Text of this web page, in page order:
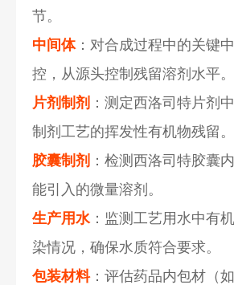
节。
中间体：对合成过程中的关键
控，从源头控制残留溶剂水平。
片剂制剂 ：测定西洛司特片剂
制剂工艺的挥发性有机物残留。
胶囊制剂 ：检测西洛司特胶囊
能引入的微量溶剂。
生产用水：监测工艺用水中有
染情况，确保水质符合要求。
包装材料：评估药品内包材（